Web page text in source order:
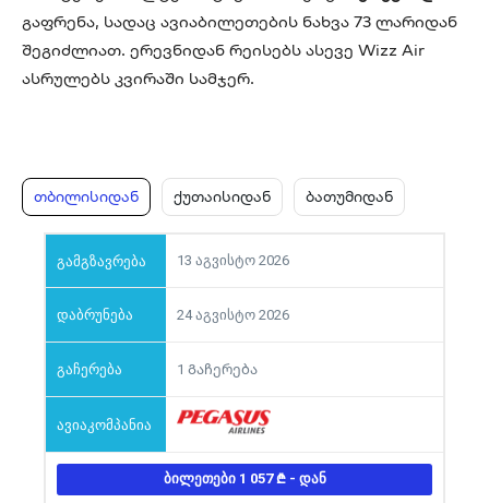
გაფრენა, სადაც ავიაბილეთების ნახვა 73 ლარიდან
შეგიძლიათ. ერევნიდან რეისებს ასევე Wizz Air
ასრულებს კვირაში სამჯერ.
თბილისიდან ქუთაისიდან ბათუმიდან
13 აგვისტო 2026
24 აგვისტო 2026
1 Გაჩერება
ᲑᲘᲚᲔᲗᲔᲑᲘ 1 057 - ᲓᲐᲜ